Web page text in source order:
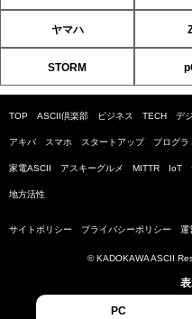
ヤマハ
STORM
TOP ASCII倶楽部 ビジネス TECH デ
アキバ スマホ スタートアップ プログラ
家電ASCII アスキーグルメ MITTR IoT
地方活性
サイトポリシー プライバシーポリシー 運
© KADOKAWA ASCII
PC